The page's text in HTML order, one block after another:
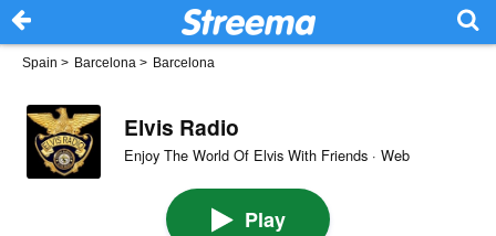
Spain > Barcelona > Barcelona
Elvis Radio
Enjoy The World Of Elvis With Friends · Web
Play